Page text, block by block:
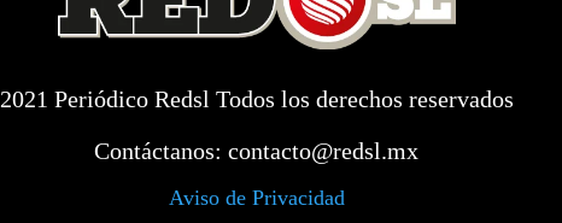
2021 Periódico Redsl Todos los derechos reservados
Contáctanos:contacto@redsl.mx
Aviso de Privacidad